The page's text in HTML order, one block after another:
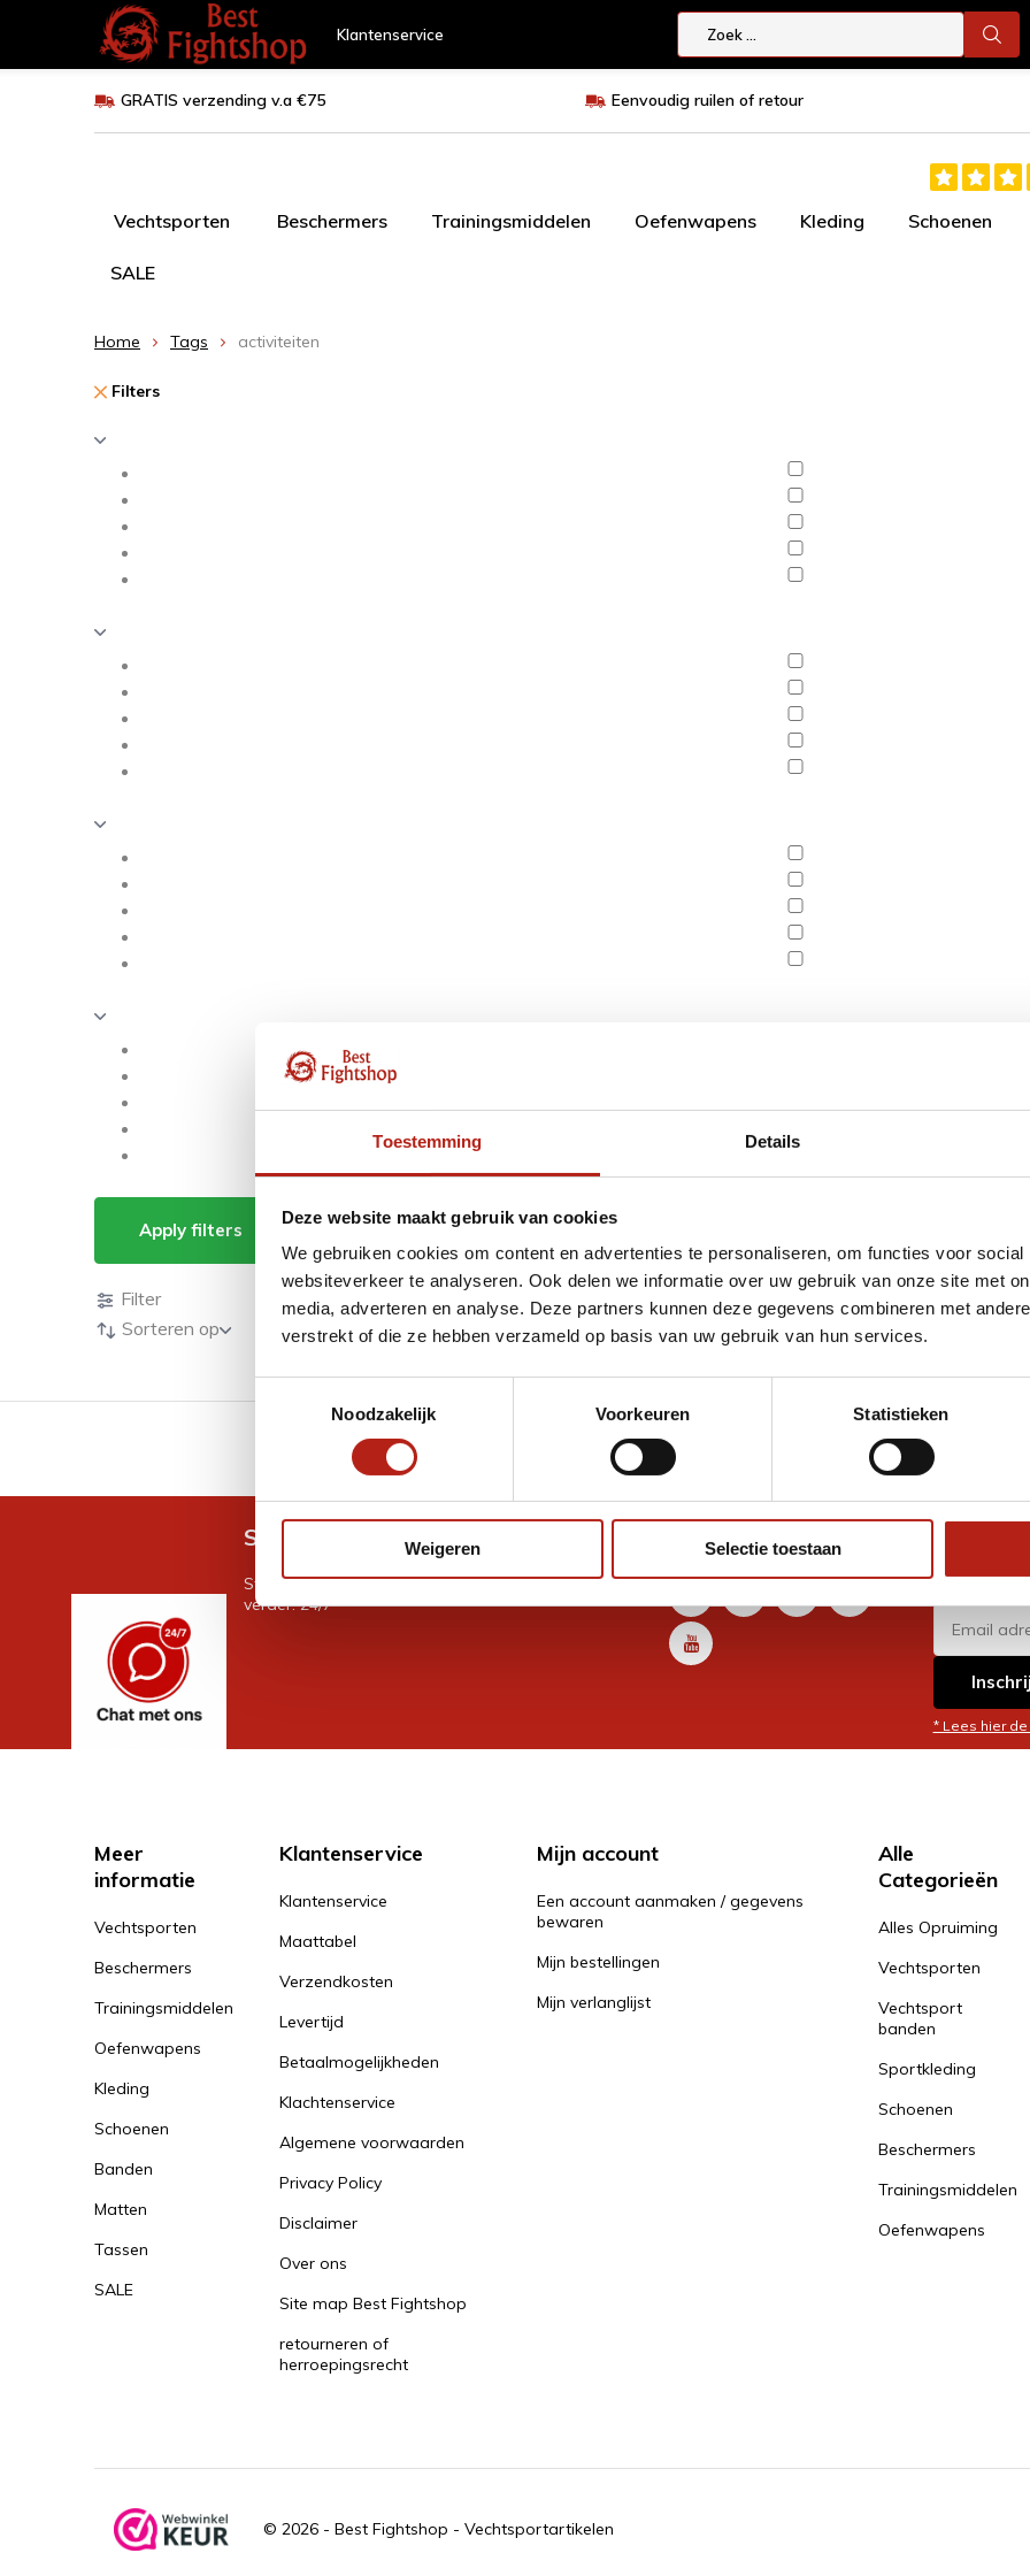
Toestemming Details
Deze website maakt gebruik van cookies
We gebruiken cookies om content en advertenties te personaliseren, om functies voor
websiteverkeer te analyseren. Ook delen we informatie over uw gebruik van onze site met
media, adverteren en analyse. Deze partners kunnen deze gegevens combineren met
verstrekt of die ze hebben verzameld op basis van uw gebruik van hun services.
Noodzakelijk
Voorkeuren Statistieken
Weigeren Selectie toestaan
Klantenservice
GRATIS verzending v.a €75 Eenvoudig ruilen of retour
Vechtsporten Beschermers Trainingsmiddelen Oefenwapens Kleding Schoenen
SALE
Home Tags activiteiten
Filters
Apply filters Producten getagd met activiteiten
Producten
Filter
Sorteren op
GRATIS verzending v.a €75 Eenvoudig ruilen of retour
Snel antwoord op je vraag?
Stel je vraag in de chat, en we helpen je graag
verder. 24/7
Volg ons
* Lees hier
Meer
informatie
Vechtsporten
Beschermers
Trainingsmiddelen
Oefenwapens
Kleding
Schoenen
Banden
Matten
Tassen
SALE
Klantenservice
Klantenservice
Maattabel
Verzendkosten
Levertijd
Betaalmogelijkheden
Klachtenservice
Algemene voorwaarden
Privacy Policy
Disclaimer
Over ons
Site map Best Fightshop
retourneren of
herroepingsrecht
Mijn account
Een account aanmaken / gegevens
bewaren
Mijn bestellingen
Mijn verlanglijst
Alle
Categorieën
Alles Opruiming
Vechtsporten
Vechtsport
banden
Sportkleding
Schoenen
Beschermers
Trainingsmiddelen
Oefenwapens
© 2026 - Best Fightshop - Vechtsportartikelen